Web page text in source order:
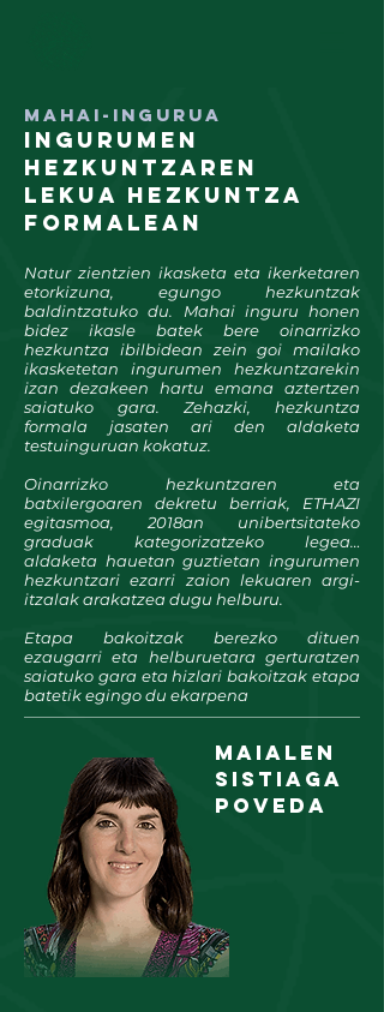
Mahai-Ingurua
ingurumen
hezkuntzaren
lekua hezkuntza
formalean
Natur zientzien ikasketa eta ikerketaren
etorkizuna, egungo hezkuntzak
baldintzatuko du. Mahai inguru honen
bidez ikasle batek bere oinarrizko
hezkuntza ibilbidean zein goi mailako
ikasketetan ingurumen hezkuntzarekin
izan dezakeen hartu emana aztertzen
saiatuko gara. Zehazki, hezkuntza
formala jasaten ari den aldaketa
testuinguruan kokatuz.
Oinarrizko hezkuntzaren eta
batxilergoaren dekretu berriak, ETHAZI
egitasmoa, 2018an unibertsitateko
graduak kategorizatzeko legea…
aldaketa hauetan guztietan ingurumen
hezkuntzari ezarri zaion lekuaren argi-
itzalak arakatzea dugu helburu.
Etapa bakoitzak berezko dituen
ezaugarri eta helburuetara gerturatzen
saiatuko gara eta hizlari bakoitzak etapa
batetik egingo du ekarpena
maialen
sistiaga
POVEDA